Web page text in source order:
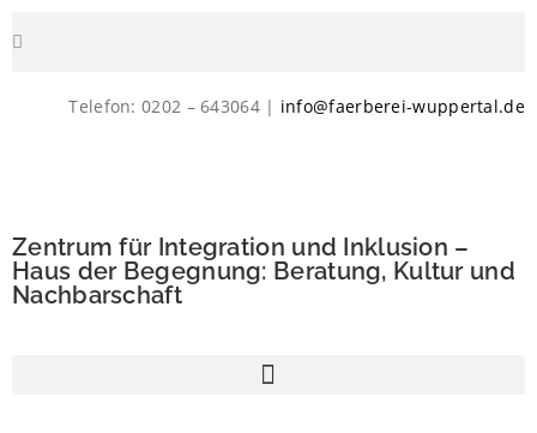
Telefon: 0202 – 643064 | info@faerberei-wuppertal.de
Zentrum für Integration und Inklusion –
Haus der Begegnung: Beratung, Kultur und
Nachbarschaft